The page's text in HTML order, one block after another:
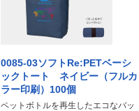
0085-03ソフトRe:PETベーシ
ックトート ネイビー（フルカ
ラー印刷）100個
ペットボトルを再生したエコなバッ